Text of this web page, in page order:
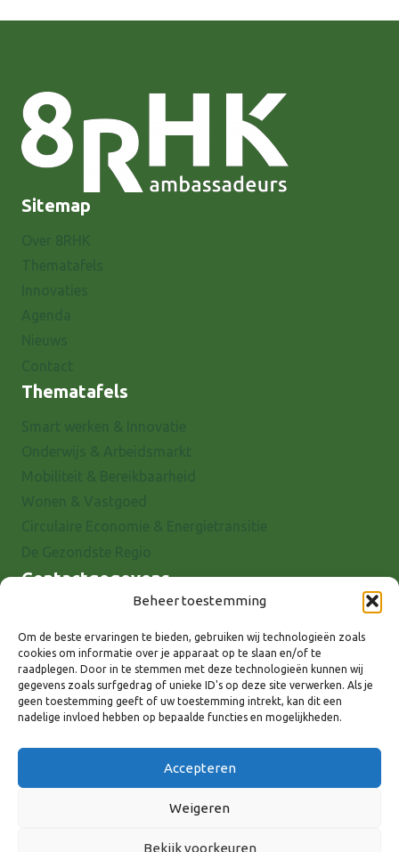
Beheer toestemming
Om de beste ervaringen te bieden, gebruiken wij technologieën zoals
cookies om informatie over je apparaat op te slaan en/of te
raadplegen. Door in te stemmen met deze technologieën kunnen wij
gegevens zoals surfgedrag of unieke ID's op deze site verwerken. Als je
geen toestemming geeft of uw toestemming intrekt, kan dit een
nadelige invloed hebben op bepaalde functies en mogelijkheden.
Accepteren
Weigeren
Bekijk voorkeuren
Sitemap
Thematafels
Contactgegevens
7001 EX Doetinchem
E-mail: info@8rhk.nl
Telefoonnummers
Privacyverklaring